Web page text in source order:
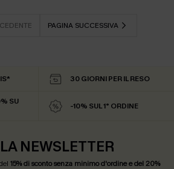
PAGINA SUCCESSIVA
30 GIORNI PER IL RESO
SU
-10% SUL 1° ORDINE
NEWSLETTER
15% di sconto senza minimo d'ordine e del 20%